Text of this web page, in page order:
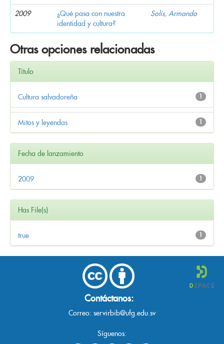
2009
¿Qué pasa con nuestra
identidad y cultura?
Solís, Armando
Otras opciones relacionadas
Título
1
Cultura salvadoreña
1
Mitos y leyendas
Fecha de lanzamiento
1
2009
Has File(s)
1
true
Contáctanos:
Correo: servirbib@ufg.edu.sv
Síguenos: